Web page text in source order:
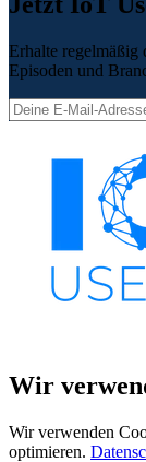
Erhalte regelmäßig
Episoden und
Wir
Wir verwenden
optimieren.